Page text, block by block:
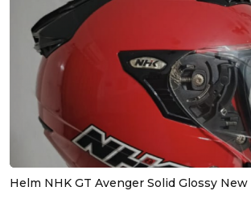
Helm NHK GT Avenger Solid Glossy